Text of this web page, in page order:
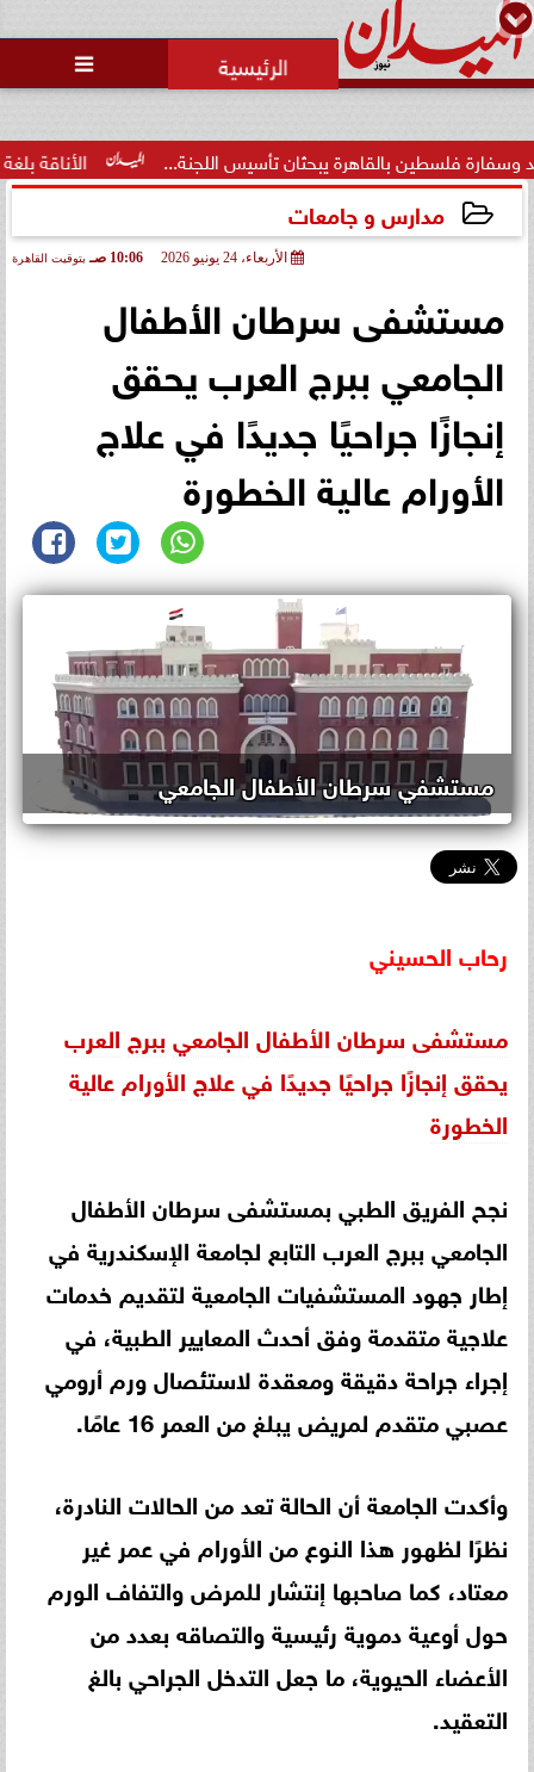

الأناقة بلغة عصرية.. فاطمة محمد يبحثان تأسيس اللجنة...
مدارس و جامعات
الأربعاء، 24 يونيو 2026 10:06 صـ بتوقيت القاهرة
مستشفى سرطان الأطفال
الجامعي ببرج العرب يحقق
إنجازًا جراحيًا جديدًا في علاج
الأورام عالية الخطورة
مستشفي سرطان الأطفال الجامعي
رحاب الحسيني
مستشفى سرطان الأطفال الجامعي ببرج العرب
يحقق إنجازًا جراحيًا جديدًا فيعلاج الأورامعالية
الخطورة
نجح الفريق الطبي بمستشفى سرطان الأطفال
الجامعي ببرج العرب التابع لجامعة الإسكندرية في
إطار جهود المستشفيات الجامعية لتقديم خدمات
علاجية متقدمة وفق أحدث المعايير الطبية، في
إجراء جراحة دقيقة ومعقدة لاستئصال ورم أرومي
عصبي متقدم لمريض يبلغ من العمر 16 عامًا.
وأكدت الجامعة أن الحالة تعد من الحالات النادرة،
نظرًا لظهور هذا النوع من الأورام في عمر غير
معتاد، كما صاحبها إنتشار للمرض والتفاف الورم
حول أوعية دموية رئيسية والتصاقه بعدد من
الأعضاء الحيوية، ما جعل التدخل الجراحي بالغ
التعقيد.
حالة غليان في نادي الشيخ زايد:
اتهامات للجنة المؤقتة بـ ”التواطؤ”